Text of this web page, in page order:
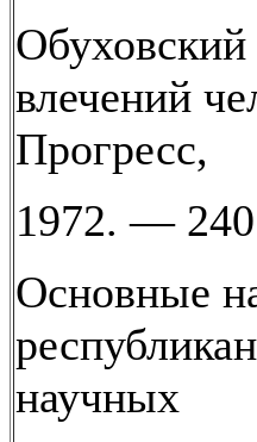
влечений
Прогресс,
1972. —
Основные
научных